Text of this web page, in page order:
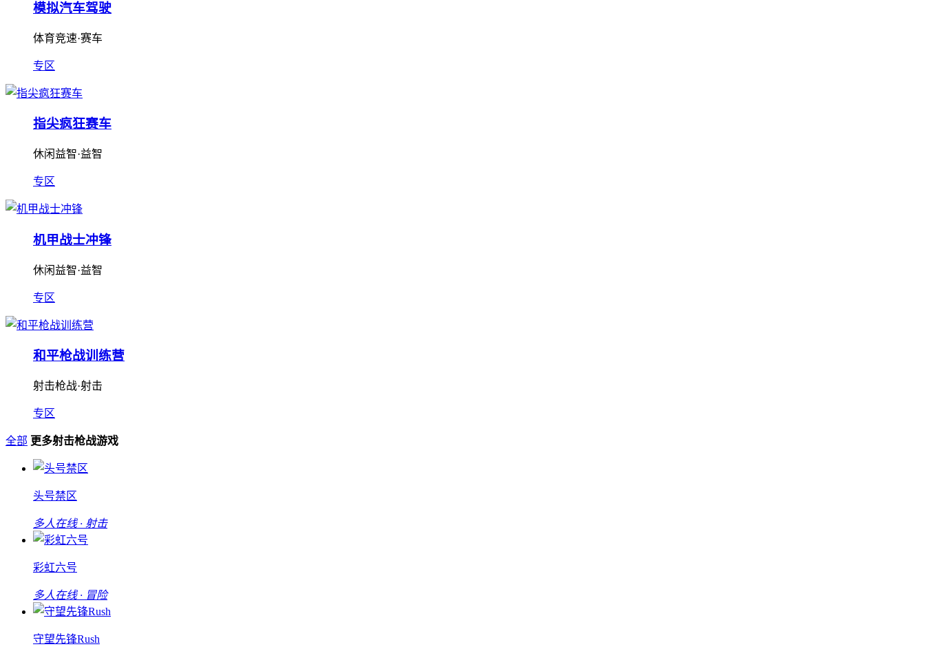
模拟汽车驾驶
体育竞速·赛车
专区
指尖疯狂赛车
休闲益智·益智
专区
机甲战士冲锋
休闲益智·益智
专区
和平枪战训练营
射击枪战·射击
专区
全部 更多射击枪战游戏
头号禁区
多人在线 · 射击
彩虹六号
多人在线 · 冒险
守望先锋Rush